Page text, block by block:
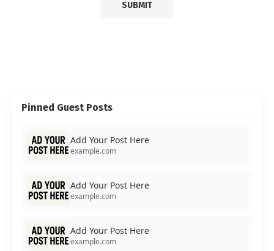
Pinned Guest Posts
Add Your Post Here
example.com
Add Your Post Here
example.com
Add Your Post Here
example.com